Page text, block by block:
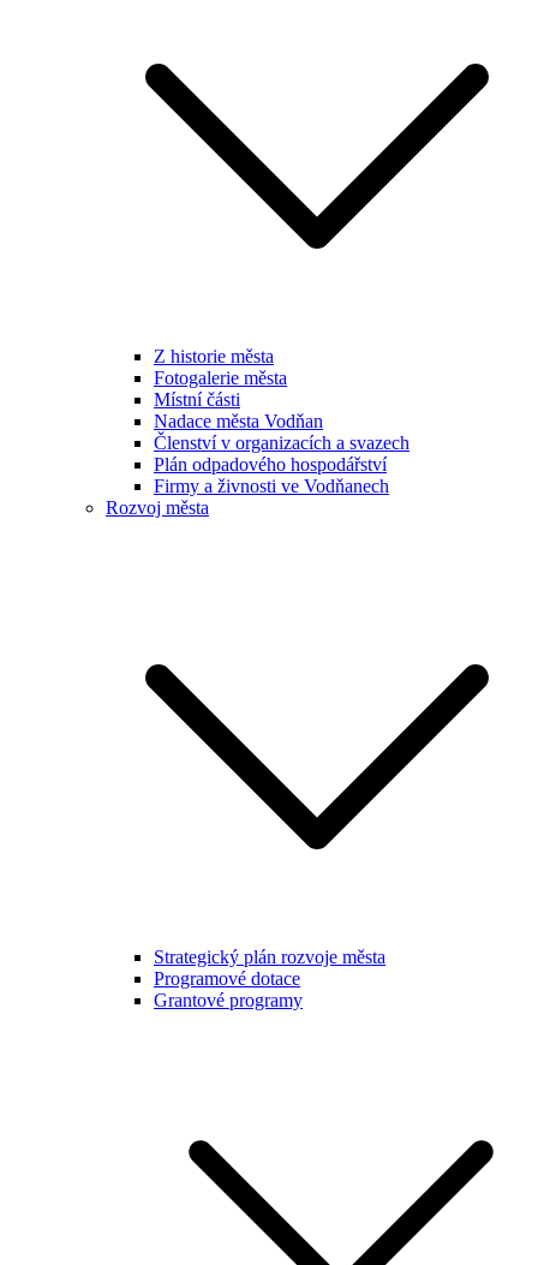
Z historie města
Fotogalerie města
Místní části
Nadace města Vodňan
Členství v organizacích a svazech
Plán odpadového hospodářství
Firmy a živnosti ve Vodňanech
Rozvoj města
Strategický plán rozvoje města
Programové dotace
Grantové programy